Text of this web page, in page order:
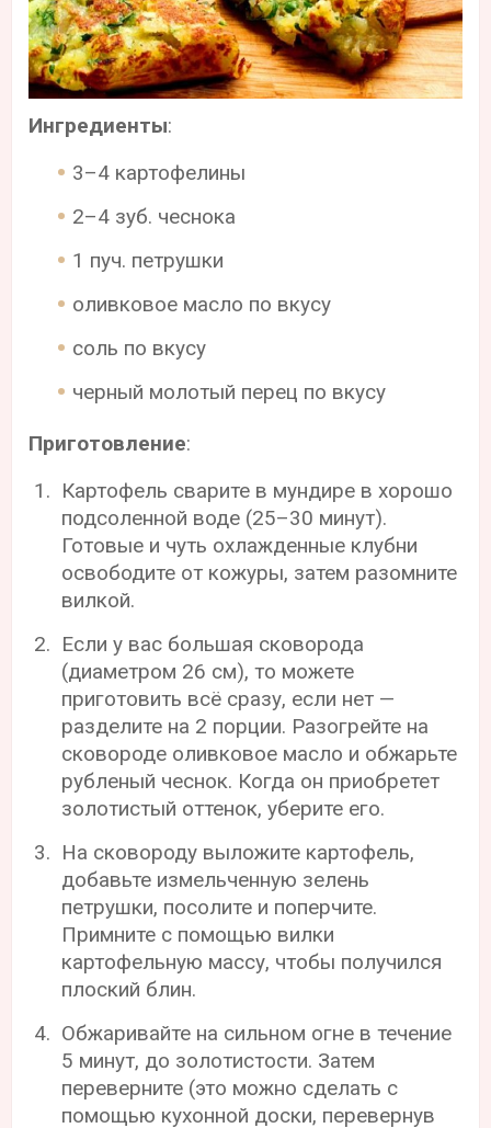
Ингредиенты:
3–4 картофелины
2–4 зуб. чеснока
1 пуч. петрушки
оливковое масло по вкусу
соль по вкусу
черный молотый перец по вкусу
Приготовление:
Картофель сварите в мундире в хорошо
подсоленной воде (25–30 минут).
Готовые и чуть охлажденные клубни
освободите от кожуры, затем разомните
вилкой.
Если у вас большая сковорода
(диаметром 26 см), то можете
приготовить всё сразу, если нет —
разделите на 2 порции. Разогрейте на
сковороде оливковое масло и обжарьте
рубленый чеснок. Когда он приобретет
золотистый оттенок, уберите его.
На сковороду выложите картофель,
добавьте измельченную зелень
петрушки, посолите и поперчите.
Примните с помощью вилки
картофельную массу, чтобы получился
плоский блин.
Обжаривайте на сильном огне в течение
5 минут, до золотистости. Затем
переверните (это можно сделать с
помощью кухонной доски, перевернув